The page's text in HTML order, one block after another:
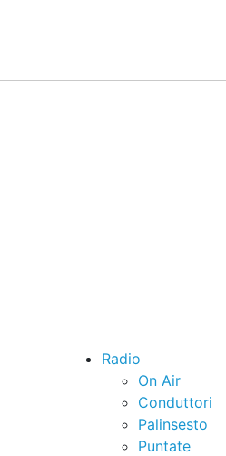
Radio
On Air
Conduttori
Palinsesto
Puntate